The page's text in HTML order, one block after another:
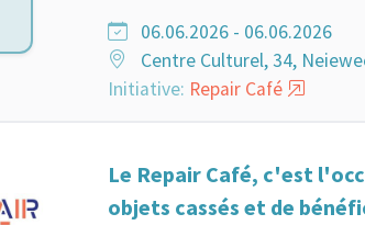
06.06.2026 - 06.06.2026
Centre Culturel, 34,
Initiative: Repair Café
Le Repair Café, c'est
objets cassés et de